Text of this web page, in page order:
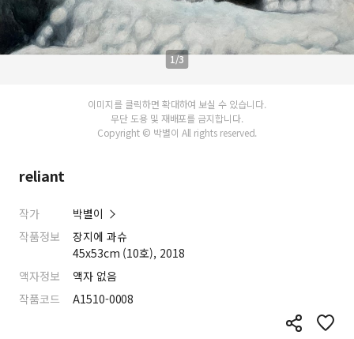
1/3
이미지를 클릭하면 확대하여 보실 수 있습니다.
무단 도용 및 재배포를 금지합니다.
Copyright © 박별이 All rights reserved.
reliant
작가
박별이
작품정보
장지에 과슈
45x53cm (10호), 2018
액자정보
액자 없음
작품코드
A1510-0008